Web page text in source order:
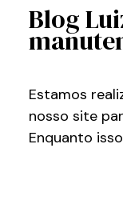
Blog
Estamos
nosso site
Enquanto